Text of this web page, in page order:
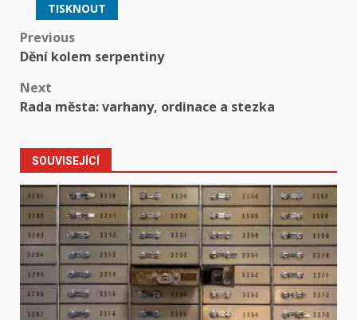
TISKNOUT
Post
navigation
Previous
Dění kolem serpentiny
Next
Rada města: varhany, ordinace a stezka
SOUVISEJÍCÍ